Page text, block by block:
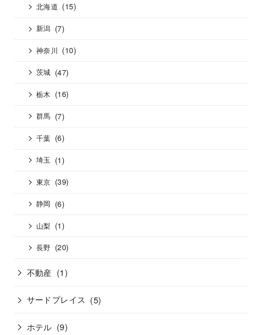
北海道 (15)
新潟 (7)
神奈川 (10)
茨城 (47)
栃木 (16)
群馬 (7)
千葉 (6)
埼玉 (1)
東京 (39)
静岡 (6)
山梨 (1)
長野 (20)
不動産 (1)
サードプレイス (5)
ホテル (9)